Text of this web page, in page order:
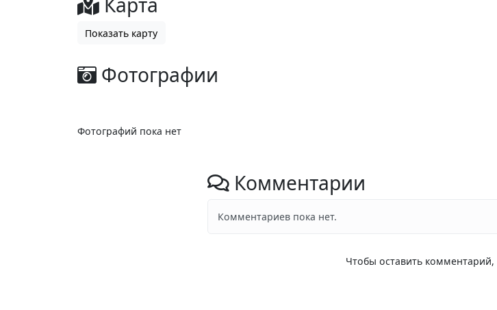
Показать карту
Фотографии
Фотографий пока нет
Комментарии
Комментариев пока нет.
Чтобы оставить комментарий,